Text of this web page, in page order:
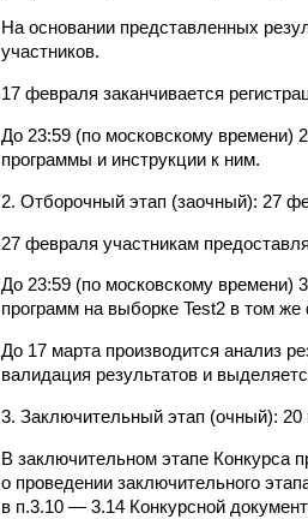
На основании представленных
участников.
17 февраля заканчивается
До 23:59 (по московскому времени)
программы и инструкции к ним.
2. Отборочный этап (заочный): 27
27 февраля участникам
До 23:59 (по московскому времени)
программ на выборке Test2 в том
До 17 марта производится анализ
валидация результатов и
3. Заключительный этап (очный):
В заключительном этапе Конкурса
о проведении заключительного
в п.3.10 — 3.14 Конкурсной